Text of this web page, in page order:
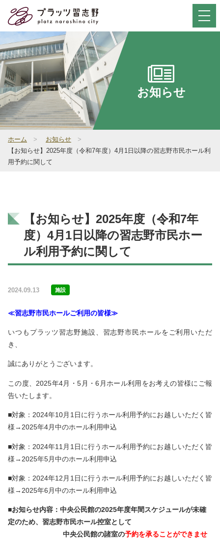
お問い合わせ
サイト内検索
施設一覧 利用案内
よくある 質問 施設予約
利用予約について
施設予約フォーム
駐車場利用について
お知らせ
ホーム > お知らせ >
【お知らせ】2025年度（令和7年度）4月1日以降の習志野市民ホール利
用予約に関して
【お知らせ】2025年度（令和7年
度）4月1日以降の習志野市民ホー
ル利用予約に関して
2024.09.13 施設
≪習志野市民ホールご利用の皆様≫
いつもプラッツ習志野施設、習志野市民ホールをご利用いただ
き、
誠にありがとうございます。
この度、2025年4月・5月・6月ホール利用をお考えの皆様にご報
告いたします。
■対象：2024年10月1日に行うホール利用予約にお越しいただく皆
様→2025年4月中のホール利用申込
■対象：2024年11月1日に行うホール利用予約にお越しいただく皆
様→2025年5月中のホール利用申込
■対象：2024年12月1日に行うホール利用予約にお越しいただく皆
様→2025年6月中のホール利用申込
■お知らせ内容：中央公民館の2025年度年間スケジュールが未確
定のため、習志野市民ホール控室として
中央公民館の諸室の予約を承ることができませ